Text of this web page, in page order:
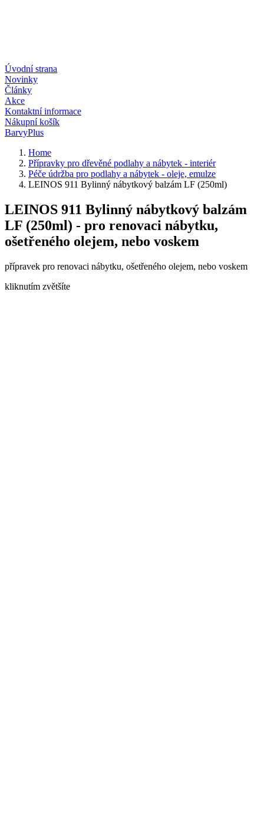
Úvodní strana
Novinky
Články
Akce
Kontaktní informace
Nákupní košík
BarvyPlus
Home
Přípravky pro dřevěné podlahy a nábytek - interiér
Péče údržba pro podlahy a nábytek - oleje, emulze
LEINOS 911 Bylinný nábytkový balzám LF (250ml)
LEINOS 911 Bylinný nábytkový balzám
LF (250ml) - pro renovaci nábytku,
ošetřeného olejem, nebo voskem
přípravek pro renovaci nábytku, ošetřeného olejem, nebo voskem
kliknutím zvětšíte